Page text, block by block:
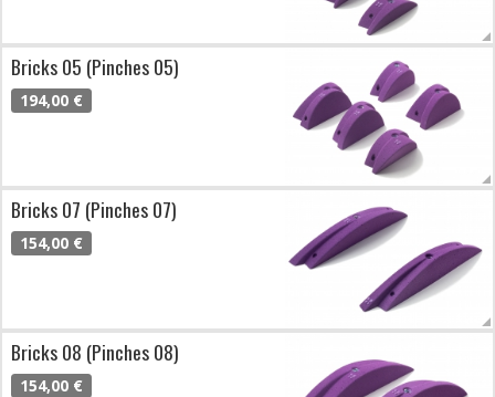
Bricks 05 (Pinches 05)
194,00 €
Bricks 07 (Pinches 07)
154,00 €
Bricks 08 (Pinches 08)
154,00 €